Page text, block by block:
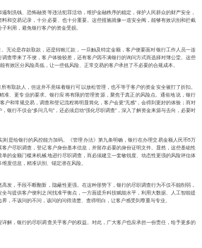
制洗钱、恐怖融资等违法犯罪活动，维护金融秩序的稳定，保护人民群众的财产安全，
和交易记录，十分必要、也十分重要。这些措施就像一道安全阀，能够有效识别和拦截
利用，避免银行客户的资金受损。
无论是存款取款，还是转账汇款，一旦触及特定金额，客户便要面对银行工作人员一连
查带来了不便，客户体验较差，还有客户因不满银行的询问方式而选择对簿公堂。这些
有效区分风险高低，让一些低风险、正常交易的客户承担了不必要的合规成本。
有取款人，但这并不意味着银行可以放松管理，也不等于客户的资金安全被打了折扣。
准、更专业的要求。银行应将有限的管理资源，聚焦于真正的风险点。通俗地说，银行
和常规交易，调查和登记流程将明显简化，客户会更“无感”，会得到更好的体验；而对
银行不仅会“多问几句”，还必须启动“强化尽职调查”，深入了解资金来源与去向，必要时
是给银行的风控能力加码。《管理办法》第九条明确，银行在办理交易金额人民币5万
户尽职调查，登记客户身份基本信息，并留存必要的身份证明文件。显然，这些基础性
的金额门槛来机械地进行尽职调查，而必须建立一套敏锐度、动态性更强的风险评估体
度信息，精准识别、锚定潜在风险。
发，手段不断翻新，隐蔽性更强。在这种形势下，银行的尽职调查行为不仅不能削弱，
与提供客户便利之间找准平衡点，一方面提升科技赋能水平，利用大数据、人工智能提
，不该问的不问，该问的问得清楚、查得明白，让客户感受到尊重与专业。
解，银行的尽职调查关乎客户的权益。对此，广大客户也应承担一份责任，给予更多的